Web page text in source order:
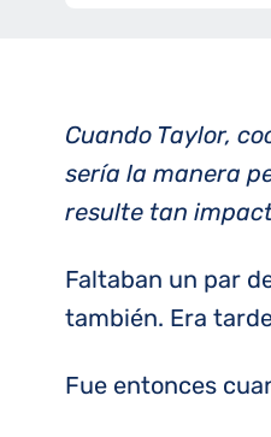
Cuando Taylor,
sería la manera
resulte tan
Faltaban un par
también. Era
Fue entonces